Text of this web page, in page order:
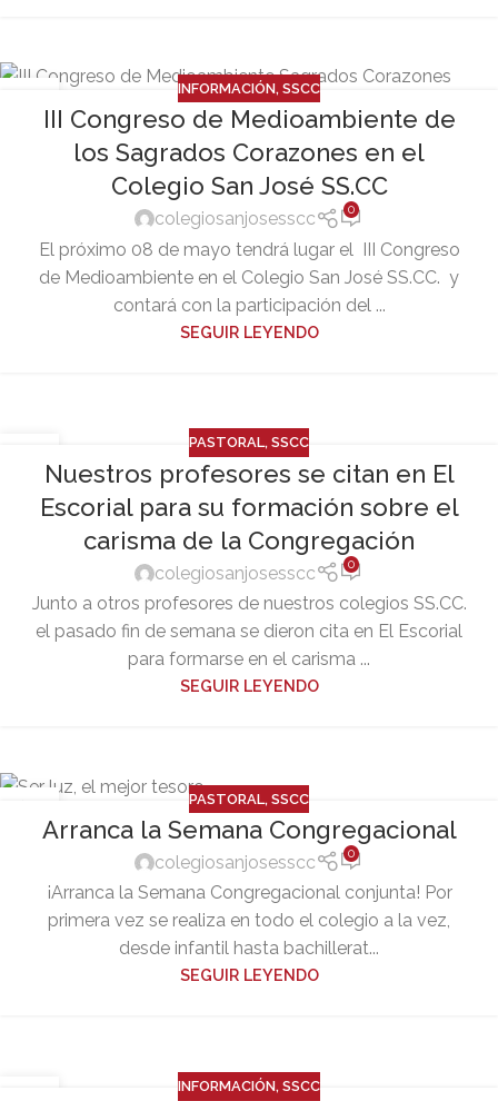
INFORMACIÓN, SSCC
III Congreso de Medioambiente de
los Sagrados Corazones en el
Colegio San José SS.CC
colegiosanjosesscc 0
El próximo 08 de mayo tendrá lugar el III Congreso
de Medioambiente en el Colegio San José SS.CC. y
contará con la participación del ...
SEGUIR LEYENDO
PASTORAL, SSCC
Nuestros profesores se citan en El
Escorial para su formación sobre el
carisma de la Congregación
colegiosanjosesscc 0
Junto a otros profesores de nuestros colegios SS.CC.
el pasado fin de semana se dieron cita en El Escorial
para formarse en el carisma ...
SEGUIR LEYENDO
PASTORAL, SSCC
Arranca la Semana Congregacional
colegiosanjosesscc 0
¡Arranca la Semana Congregacional conjunta! Por
primera vez se realiza en todo el colegio a la vez,
desde infantil hasta bachillerat...
SEGUIR LEYENDO
INFORMACIÓN, SSCC